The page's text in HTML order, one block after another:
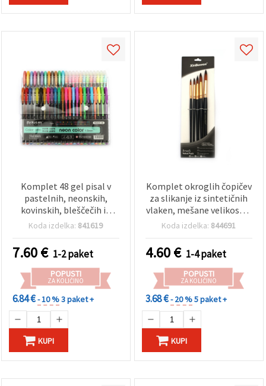
Komplet 48 gel pisal v
pastelnih, neonskih,
kovinskih, bleščečih in
označevalnih barvah, 1,0
Koda izdelka: 841619
7.60€ 1-2 paket
POPUSTI
ZA KOLIČINO
6.84 €- 10 %3 paket +
KUPI
Komplet okroglih čopičev
za slikanje iz sintetičnih
vlaken, mešane velikosti -
5 kosov
Koda izdelka: 844691
4.60€ 1-4 paket
POPUSTI
ZA KOLIČINO
3.68 €- 20 %5 paket +
KUPI